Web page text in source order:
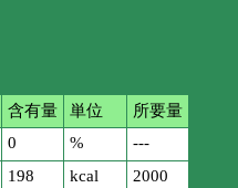
含有量 単位
所要量
0 %
---
198 kcal
2000